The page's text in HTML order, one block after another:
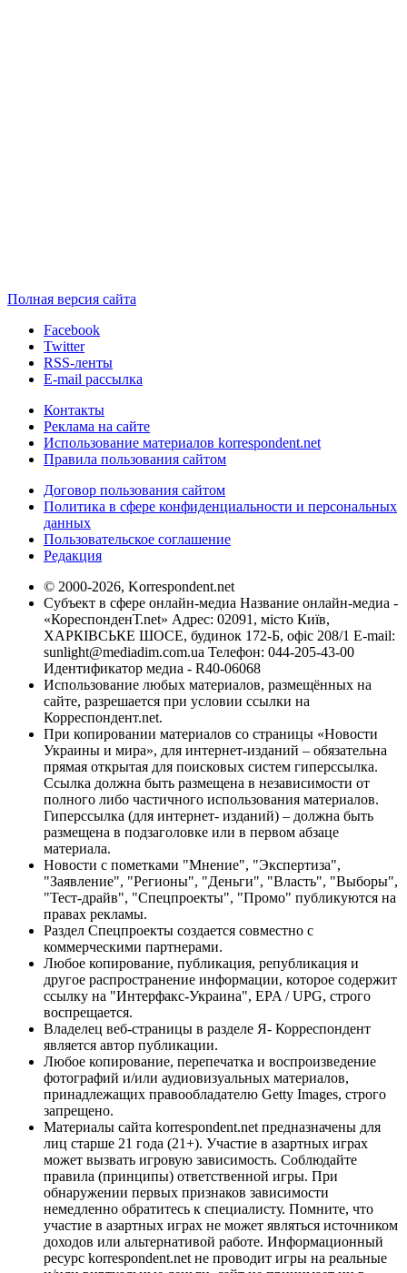
Полная версия сайта
Facebook
Twitter
RSS-ленты
E-mail рассылка
Контакты
Реклама на сайте
Использование материалов korrespondent.net
Правила пользования сайтом
Договор пользования сайтом
Политика в сфере конфиденциальности и персональных
данных
Пользовательское соглашение
Редакция
© 2000-2026, Korrespondent.net
Субъект в сфере онлайн-медиа Название онлайн-медиа -
«КореспонденТ.net» Адрес: 02091, місто Київ,
ХАРКІВСЬКЕ ШОСЕ, будинок 172-Б, офіс 208/1 E-mail:
sunlight@mediadim.com.ua Телефон: 044-205-43-00
Идентификатор медиа - R40-06068
Использование любых материалов, размещённых на
сайте, разрешается при условии ссылки на
Корреспондент.net.
При копировании материалов со страницы «Новости
Украины и мира», для интернет-изданий – обязательна
прямая открытая для поисковых систем гиперссылка.
Ссылка должна быть размещена в независимости от
полного либо частичного использования материалов.
Гиперссылка (для интернет- изданий) – должна быть
размещена в подзаголовке или в первом абзаце
материала.
Новости с пометками "Мнение", "Экспертиза",
"Заявление", "Регионы", "Деньги", "Власть", "Выборы",
"Тест-драйв", "Спецпроекты", "Промо" публикуются на
правах рекламы.
Раздел Спецпроекты создается совместно с
коммерческими партнерами.
Любое копирование, публикация, републикация и
другое распространение информации, которое содержит
ссылку на "Интерфакс-Украина", EPA / UPG, строго
воспрещается.
Владелец веб-страницы в разделе Я- Корреспондент
является автор публикации.
Любое копирование, перепечатка и воспроизведение
фотографий и/или аудиовизуальных материалов,
принадлежащих правообладателю Getty Images, строго
запрещено.
Материалы сайта korrespondent.net предназначены для
лиц старше 21 года (21+). Участие в азартных играх
может вызвать игровую зависимость. Соблюдайте
правила (принципы) ответственной игры. При
обнаружении первых признаков зависимости
немедленно обратитесь к специалисту. Помните, что
участие в азартных играх не может являться источником
доходов или альтернативой работе. Информационный
ресурс korrespondent.net не проводит игры на реальные